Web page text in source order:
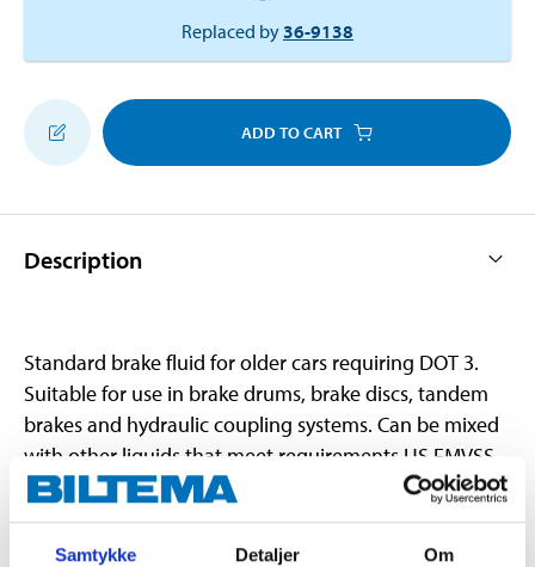
Samtykke Detaljer Om
Replaced by36-9138
ADD TO CART
Description
Standard brake fluid for older cars requiring DOT 3.
Suitable for use in brake drums, brake discs, tandem
brakes and hydraulic coupling systems. Can be mixed
with other liquids that meet requirements US FMVSS
116 DOT 3, SAE J 1703 and ISO 4925 (Class 3).